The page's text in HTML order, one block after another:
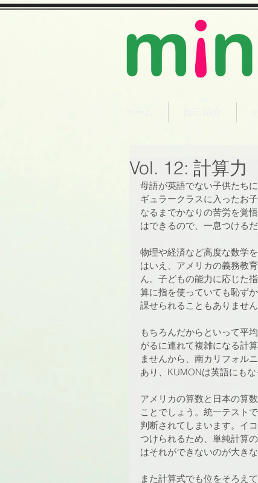
Vol. 12: 計算力
母語が英語でない子供たち
ギュラークラスに入ったお
なるまでかなりの苦労を覚
はできるので、一息つける
物理や経済など高度な数学
はいえ、アメリカの義務教
ん。子どもの能力に応じた
算に指を使っていても恥ず
課せられることもありません
もちろんだからといって平
がるに連れて複雑になる計
ませんから、南カリフォル
あり、KUMONは英語にもな
アメリカの算数と日本の算
ことでしょう。統一テスト
判断されてしまいます。イ
つけられるため、単純計算
はそれができないのが大きな
また計算式でも位をそろえ